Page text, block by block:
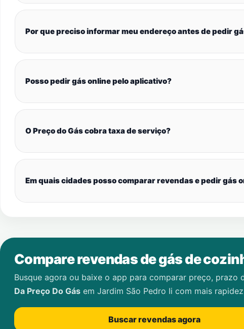
Por que preciso informar meu endereço antes de pedir
Posso pedir gás online pelo aplicativo?
O Preço do Gás cobra taxa de serviço?
Em quais cidades posso comparar revendas e pedir gás
Compare revendas de gás de
Busque agora ou baixe o app para comparar preço,
Da Preço Do Gás em Jardim São Pedro Ii com mais
Buscar revendas agora